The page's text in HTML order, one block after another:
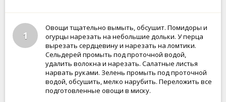
1
Овощи тщательно вымыть, обсушит. Помидоры и
огурцы нарезать на небольшие дольки. У перца
вырезать сердцевину и нарезать на ломтики.
Сельдерей промыть под проточной водой,
удалить волокна и нарезать. Салатные листья
нарвать руками. Зелень промыть под проточной
водой, обсушить, мелко нарубить. Переложить все
подготовленные овощи в миску.